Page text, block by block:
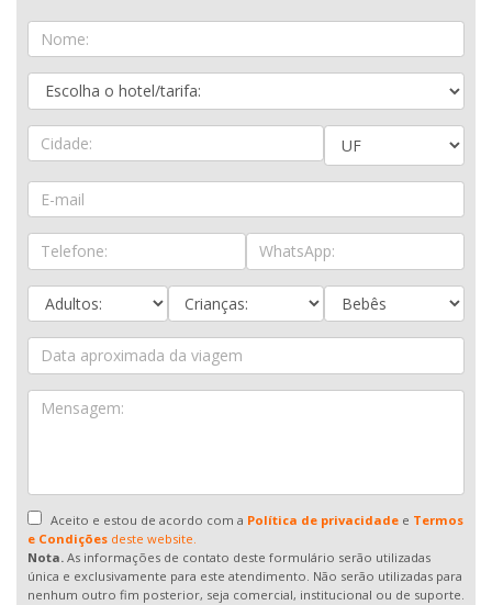
Aceito e estou de acordo com a Política de privacidadee Termos
e Condições deste website.
Nota. As informações de contato deste formulário serão utilizadas
única e exclusivamente para este atendimento. Não serão utilizadas para
nenhum outro fim posterior, seja comercial, institucional ou de suporte.